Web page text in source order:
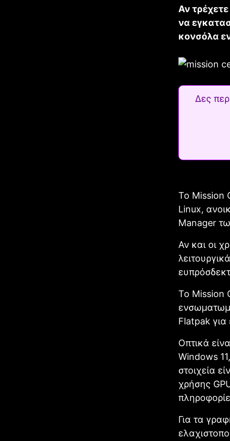
Αν
να
κονσόλα
Δες
Το Mission
Linux,
Manager
Αν και οι
Το Mission
Flatpak
Οπτικά
Windows
στοιχεία
χρήσης
Για τα